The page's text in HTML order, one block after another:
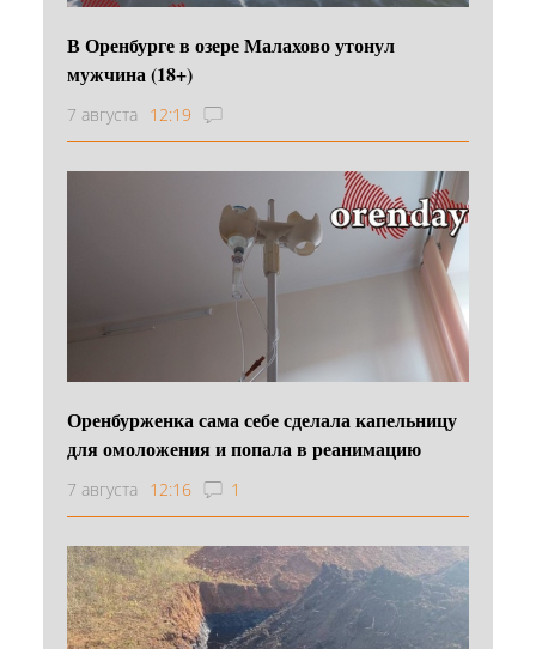
В Оренбурге в озере Малахово утонул
мужчина (18+)
7 августа 12:19
Оренбурженка сама себе сделала капельницу
для омоложения и попала в реанимацию
7 августа 12:16 1